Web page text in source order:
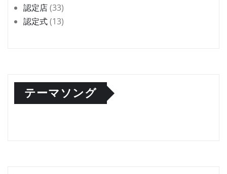
認定店(33)
認定式(13)
テーマソング